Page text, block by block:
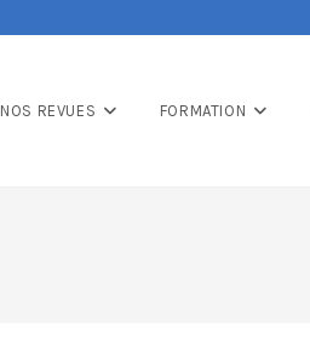
NOS REVUES FORMATION